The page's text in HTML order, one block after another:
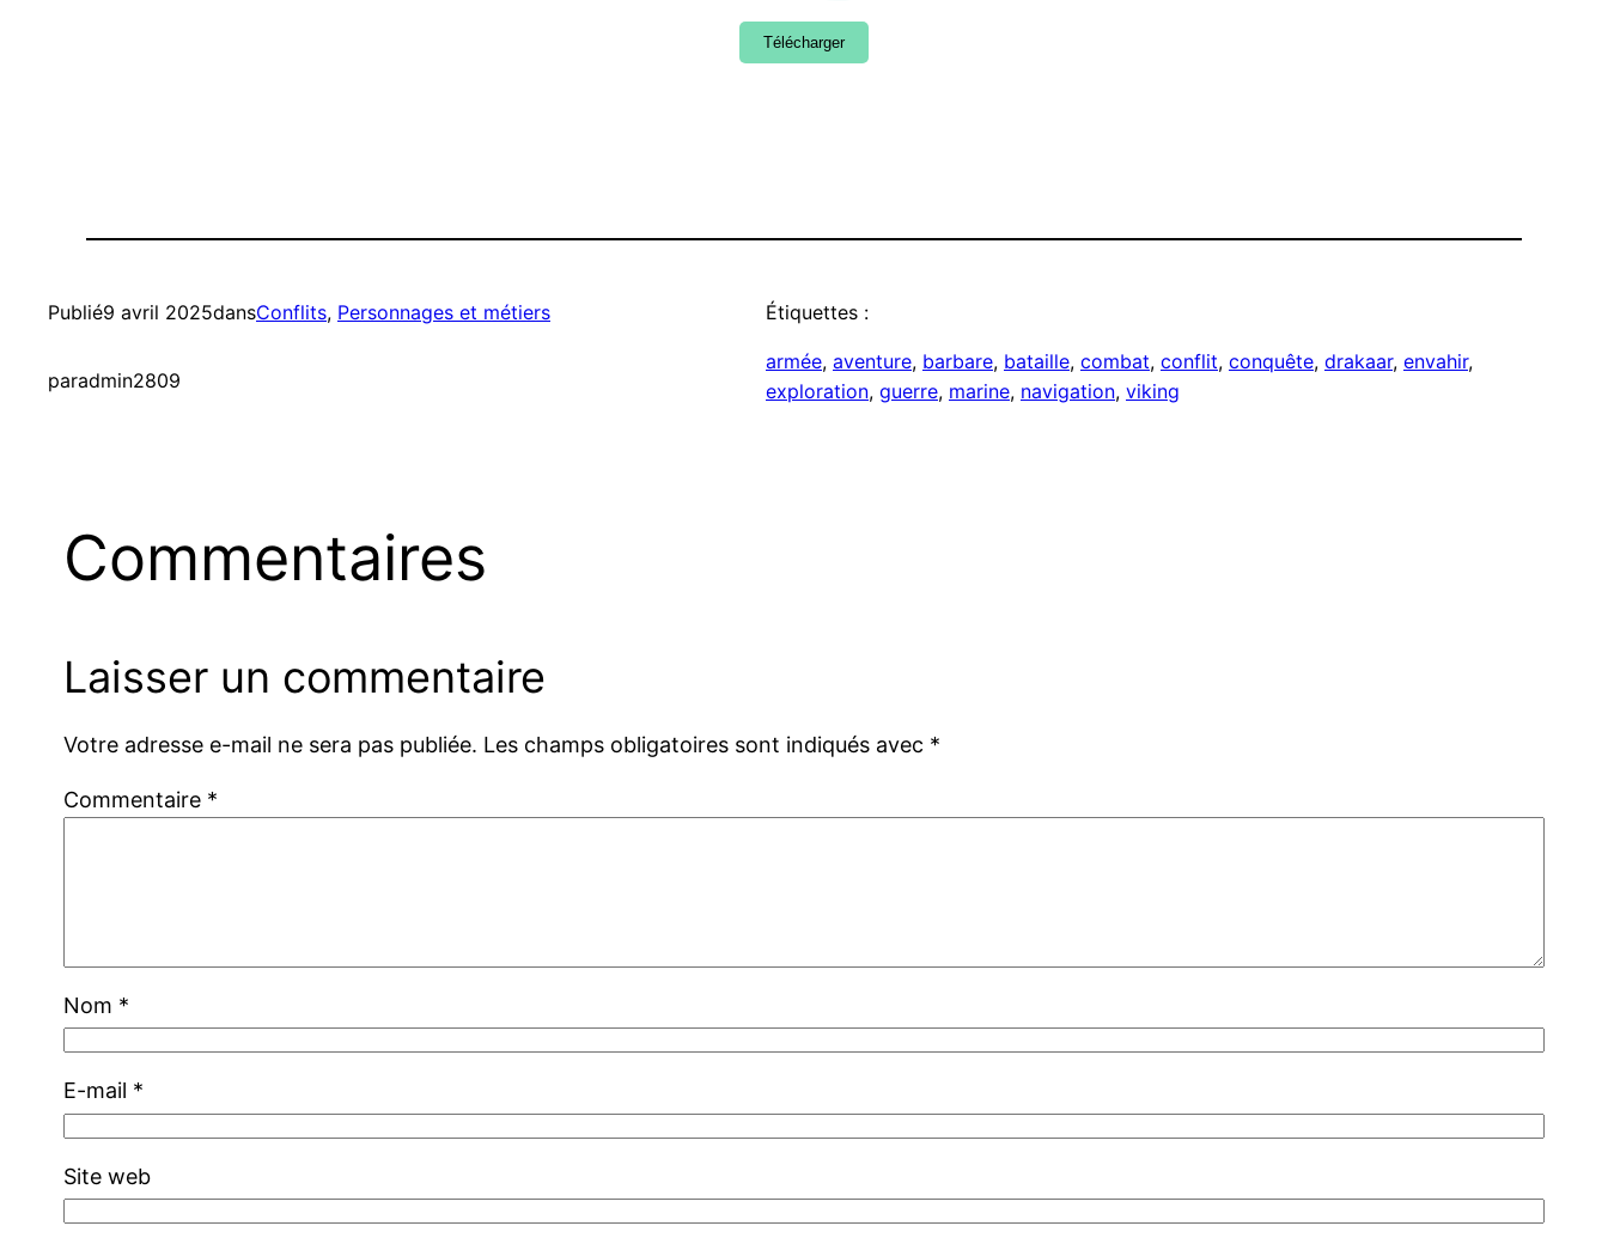
Télécharger
Publié9 avril 2025dansConflits, Personnages et métiers
paradmin2809
Étiquettes :
armée, aventure, barbare, bataille, combat, conflit, conquête, drakaar, envahir
exploration, guerre, marine, navigation, viking
Commentaires
Laisser un commentaire
Votre adresse e-mail ne sera pas publiée. Les champs obligatoires sont indiqués avec *
Commentaire *
Nom *
E-mail *
Site web